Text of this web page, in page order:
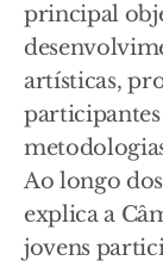
principal
artísticas,
Ao longo
explica a
jovens